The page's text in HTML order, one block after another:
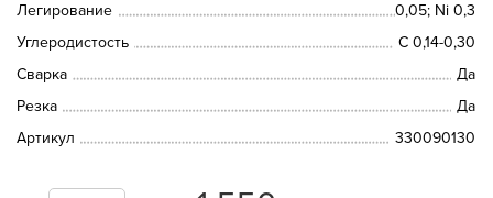
Легирование
0,05; Ni 0,3
Углеродистость
C 0,14-0,30
Сварка
Да
Резка
Да
Артикул
330090130